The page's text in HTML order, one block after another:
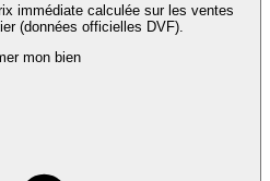
immédiate calculée sur les ventes
(données officielles DVF).
mon bien